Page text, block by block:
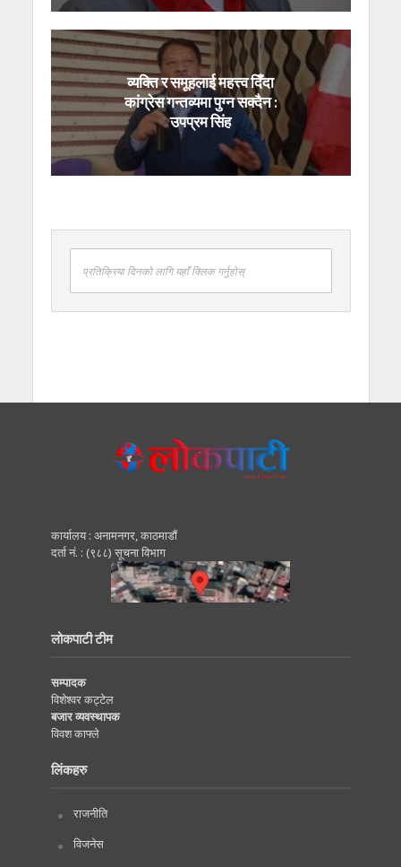
व्यक्ति र समूहलाई महत्त्व दिँदा
कांग्रेस गन्तव्यमा पुग्न सक्दैन :
उपप्रम सिंह
प्रतिक्रिया दिनको लागि यहाँ क्लिक गर्नुहोस्
कार्यालय : अनामनगर, काठमाडाैं
दर्ता नं. : (९८८) सूचना विभाग
लोकपाटी टीम
सम्पादक
विशेश्वर कट्टेल
बजार व्यवस्थापक
विवश काफ्ले
लिंकहरु
राजनीति
विजनेस